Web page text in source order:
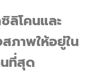
ลิโคนและ
ภาพให้อยู่ใน
นที่สุด